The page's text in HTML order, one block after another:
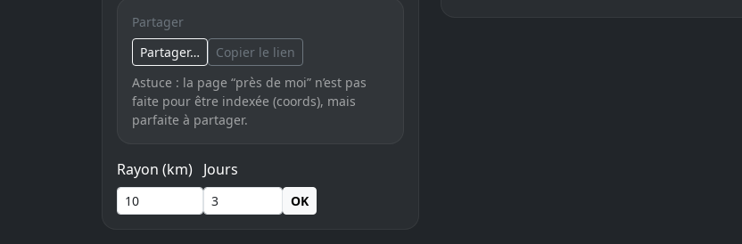
Partager
Partager…
Copier le lien
Astuce : la page “près de moi” n’est pas
faite pour être indexée (coords), mais
parfaite à partager.
Rayon (km) Jours
OK